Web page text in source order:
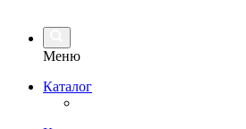
Меню
Каталог